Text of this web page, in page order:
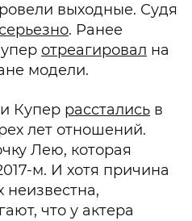
выходные. Судя
. Ранее
отреагировал на
модели.
Купер расстались в
лет отношений.
Лею, которая
м. И хотя причина
что у актера